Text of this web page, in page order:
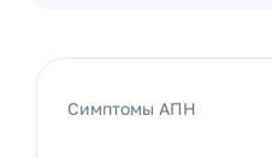
Симптомы АПН